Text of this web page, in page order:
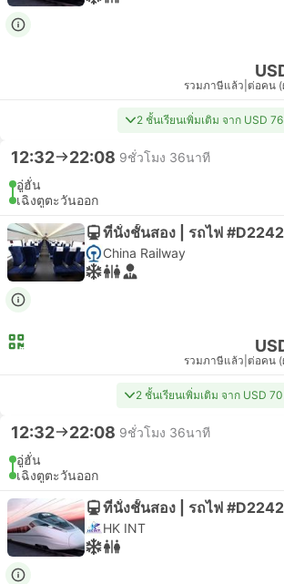
รวมภาษีแล้ว ต่อคน
2 ชั้นเรียนเพิ่มเติม จาก USD 76
12:32 22:08 9ชั่วโมง 36นาที
อู่ฮั่น
เฉิงตูตะวันออก
ที่นั่งชั้นสอง | รถไฟ #D2242
China Railway
รวมภาษีแล้ว ต่อคน
2 ชั้นเรียนเพิ่มเติม จาก USD 70
12:32 22:08 9ชั่วโมง 36นาที
อู่ฮั่น
เฉิงตูตะวันออก
ที่นั่งชั้นสอง | รถไฟ #D2242
HK INT